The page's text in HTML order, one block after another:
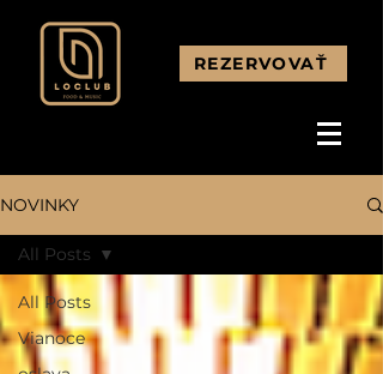
REZERVOVAŤ
NOVINKY
All Posts
Vianoce
All Posts